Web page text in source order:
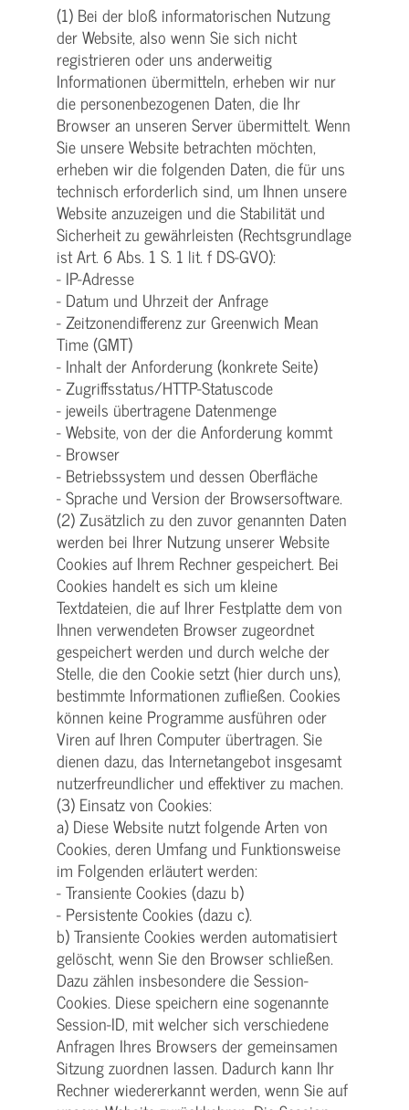
(1) Bei der bloß informatorischen Nutzung
der Website, also wenn Sie sich nicht
registrieren oder uns anderweitig
Informationen übermitteln, erheben wir nur
die personenbezogenen Daten, die Ihr
Browser an unseren Server übermittelt. Wenn
Sie unsere Website betrachten möchten,
erheben wir die folgenden Daten, die für uns
technisch erforderlich sind, um Ihnen unsere
Website anzuzeigen und die Stabilität und
Sicherheit zu gewährleisten (Rechtsgrundlage
ist Art. 6 Abs. 1 S. 1 lit. f DS-GVO):
- IP-Adresse
- Datum und Uhrzeit der Anfrage
- Zeitzonendifferenz zur Greenwich Mean
Time (GMT)
- Inhalt der Anforderung (konkrete Seite)
- Zugriffsstatus/HTTP-Statuscode
- jeweils übertragene Datenmenge
- Website, von der die Anforderung kommt
- Browser
- Betriebssystem und dessen Oberfläche
- Sprache und Version der Browsersoftware.
(2) Zusätzlich zu den zuvor genannten Daten
werden bei Ihrer Nutzung unserer Website
Cookies auf Ihrem Rechner gespeichert. Bei
Cookies handelt es sich um kleine
Textdateien, die auf Ihrer Festplatte dem von
Ihnen verwendeten Browser zugeordnet
gespeichert werden und durch welche der
Stelle, die den Cookie setzt (hier durch uns),
bestimmte Informationen zufließen. Cookies
können keine Programme ausführen oder
Viren auf Ihren Computer übertragen. Sie
dienen dazu, das Internetangebot insgesamt
nutzerfreundlicher und effektiver zu machen.
(3) Einsatz von Cookies:
a) Diese Website nutzt folgende Arten von
Cookies, deren Umfang und Funktionsweise
im Folgenden erläutert werden:
- Transiente Cookies (dazu b)
- Persistente Cookies (dazu c).
b) Transiente Cookies werden automatisiert
gelöscht, wenn Sie den Browser schließen.
Dazu zählen insbesondere die Session-
Cookies. Diese speichern eine sogenannte
Session-ID, mit welcher sich verschiedene
Anfragen Ihres Browsers der gemeinsamen
Sitzung zuordnen lassen. Dadurch kann Ihr
Rechner wiedererkannt werden, wenn Sie auf